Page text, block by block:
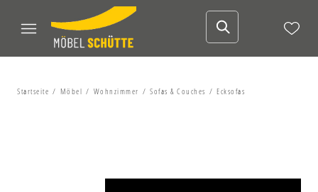
Startseite Möbel Wohnzimmer Sofas & Couches Ecksofas